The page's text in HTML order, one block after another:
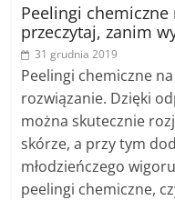
Peelingi
przeczytaj, zanim
31 grudnia 2019
Peelingi chemiczne
rozwiązanie. Dzięki
można skutecznie
skórze, a przy tym
młodzieńczego
peelingi chemiczne,